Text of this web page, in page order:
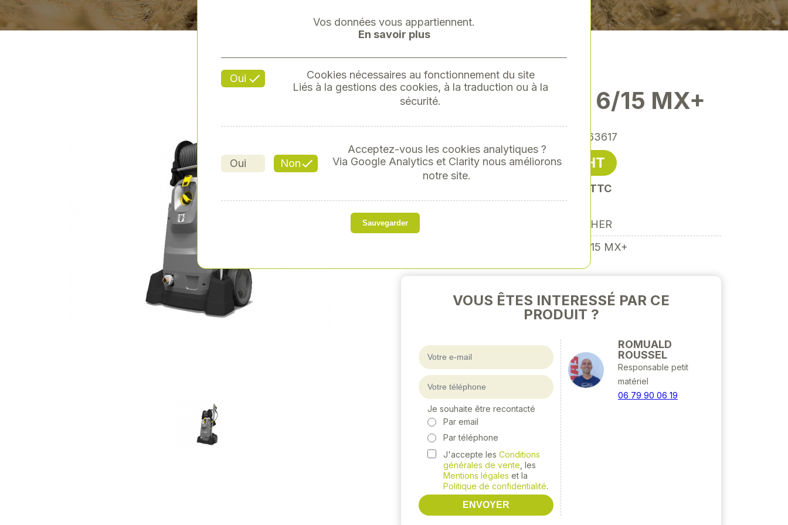
Next
KARCHER - HD 6/15 MX+
: 00063617
890,00 € HT
soit 1068,00 € TTC
Marque
KARCHER
HD 6/15 MX+
VOUS ÊTES INTERESSÉ PAR CE
PRODUIT ?
Je souhaite être recontacté
Par email
Par téléphone
J'accepte les Conditions
générales de vente , les
Mentions légales et la
Politique de confidentialité.
ENVOYER
ROMUALD
ROUSSEL
Responsable petit
matériel
06 79 90 06 19
Vos données vous appartiennent.
En savoir plus
Oui
Cookies nécessaires au fonctionnement du site
Liés à la gestions des cookies, à la traduction ou à la
sécurité.
Oui Non
Acceptez-vous les cookies analytiques ?
Via Google Analytics et Clarity nous améliorons
notre site.
Sauvegarder